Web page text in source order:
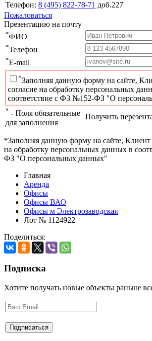
Телефон: 8 (495) 822-78-71 доб.227
Пожаловаться
Презентацию на почту
*ФИО
*Телефон
*E-mail
*Заполняя данную форму на сайте,
согласие на обработку персональных
соответствие с ФЗ №152-ФЗ "О
* - Поля обязательные
для заполнения
Получить
*Заполняя данную форму на сайте, Клиент
на обработку персональных данных в
ФЗ "О персональных данных"
Главная
Аренда
Офисы
Офисы ВАО
Офисы м Электрозаводская
Лот № 1124922
Поделиться:
Подписка
Хотите получать новые объекты раньше